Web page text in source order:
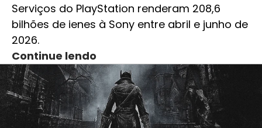
Serviços do PlayStation renderam 208,6
bilhões de ienes à Sony entre abril e junho de
2026.
Continue lendo